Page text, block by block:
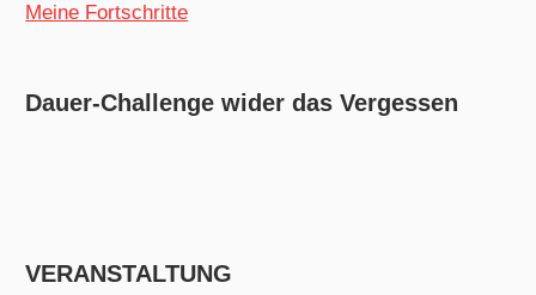
Meine Fortschritte
Dauer-Challenge wider das Vergessen
VERANSTALTUNG